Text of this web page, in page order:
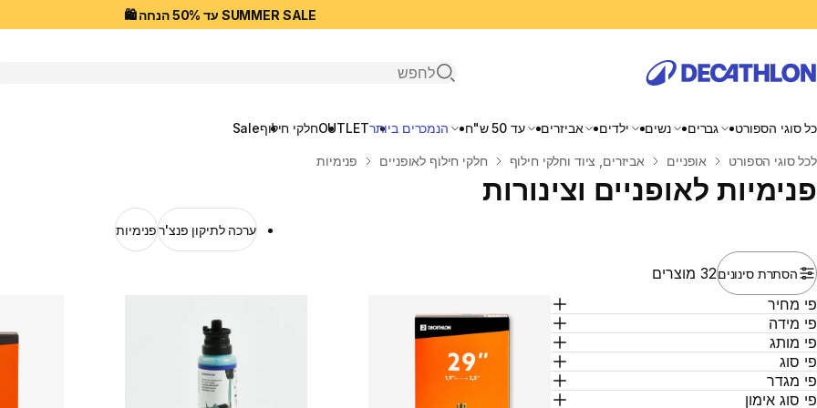
SUMMER SALE עד 50% הנחה 🛍️
פתיחת חיפוש
כל סוגי הספורט גברים נשים ילדים אביזרים עד 50 ש"ח הנמכרים ביותרOUTLETחלקי חילוףSale
בית
לכל סוגי הספורט אופניים אביזרים, ציוד וחלקי חילוף חלקי חילוף לאופניים פנימיות
פנימיות לאופניים וצינורות
ערכה לתיקון פנצ'רפנימיות
הסתרת סינונים32 מוצרים
מחיר
מידה
מותג
סוג
מגדר
סוג אימון